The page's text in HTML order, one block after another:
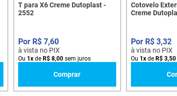
T para X6 Creme Dutoplast -
2552
R$ 7,60
à vista no PIX
Ou 1xde R$ 8,00sem juros
Comprar
Cotovelo
Creme
R$ 3,32
à vista no PIX
Ou 1x deR$ 3,50